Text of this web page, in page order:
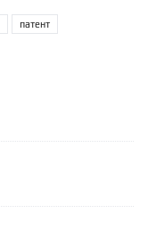
патент